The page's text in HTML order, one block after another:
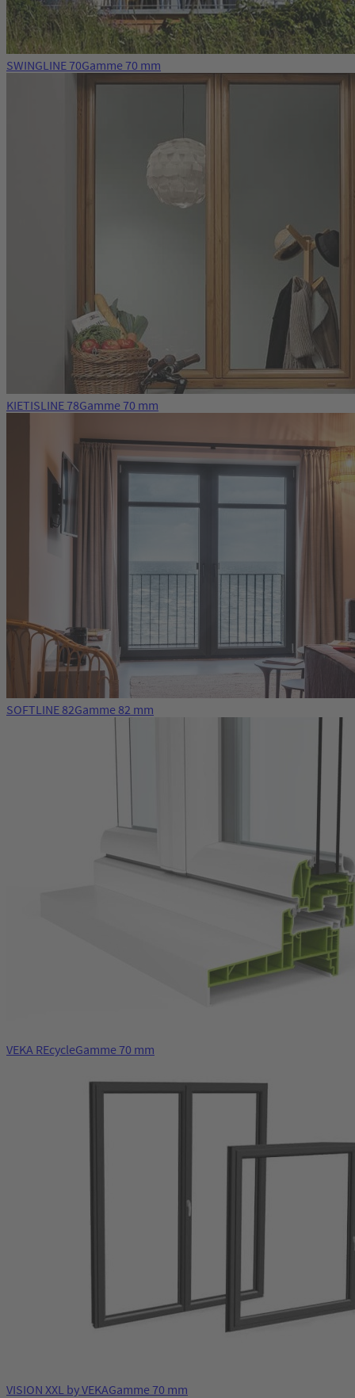
SWINGLINE 70Gamme 70 mm
KIETISLINE 78Gamme 70 mm
SOFTLINE 82Gamme 82 mm
VEKA REcycleGamme 70 mm
VISION XXL by VEKAGamme 70 mm